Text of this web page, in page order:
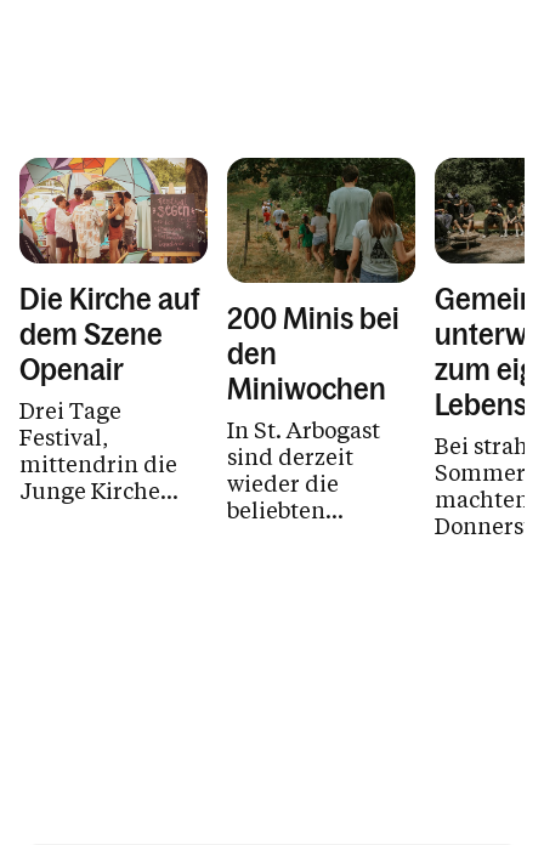
Die Kirche auf
dem Szene
Openair
Drei Tage
Festival,
mittendrin die
Junge Kirche
200 Minis bei
den
Miniwochen
In St. Arbogast
sind derzeit
wieder die
beliebten
zum
Bei
machten